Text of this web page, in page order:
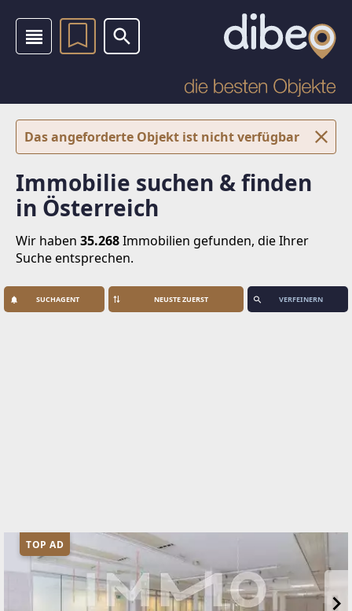
Das angeforderte Objekt ist nicht verfügbar
Immobilie suchen & finden
in Österreich
Wir haben 35.268Immobilien gefunden, die Ihrer
Suche entsprechen.
SUCHAGENT VERFEINERN
TOP AD